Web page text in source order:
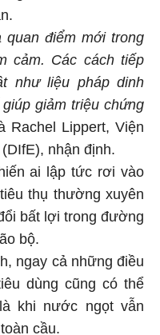
điểm mới trong
cảm. Các cách tiếp
như liệu pháp dinh
giảm triệu chứng
Rachel Lippert, Viện
nhận định.
ai lập tức rơi vào
thụ thường xuyên
bất lợi trong đường
bộ.
ngay cả những điều
dùng cũng có thể
khi nước ngọt vẫn
cầu.